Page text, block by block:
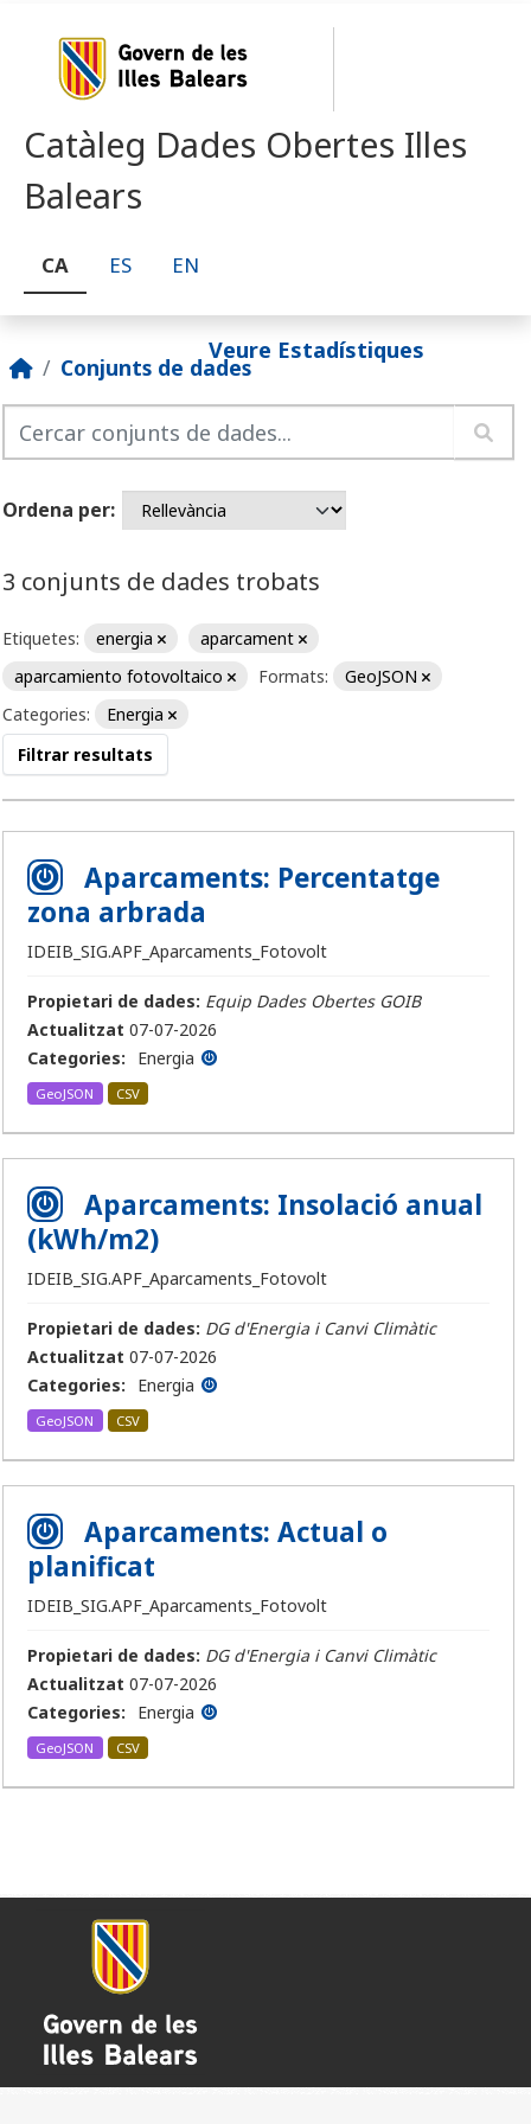
Catàleg Dades Obertes Illes
Balears
CA ES EN
Veure Estadístiques
Conjunts de dades
Ordena per
3 conjunts de dades trobats
Etiquetes: energia
aparcament
aparcamiento fotovoltaico
Formats:
GeoJSON
Categories:
Energia
Filtrar resultats
Aparcaments: Percentatge
zona arbrada
IDEIB_SIG.APF_Aparcaments_Fotovolt
Propietari de dades: Equip Dades Obertes GOIB
Actualitzat 07-07-2026
Categories:
Energia
GeoJSON CSV
Aparcaments: Insolació anual
(kWh/m2)
IDEIB_SIG.APF_Aparcaments_Fotovolt
Propietari de dades: DG d'Energia i Canvi Climàtic
Actualitzat 07-07-2026
Categories:
Energia
GeoJSON CSV
Aparcaments: Actual o
planificat
IDEIB_SIG.APF_Aparcaments_Fotovolt
Propietari de dades: DG d'Energia i Canvi Climàtic
Actualitzat 07-07-2026
Categories:
Energia
GeoJSON CSV